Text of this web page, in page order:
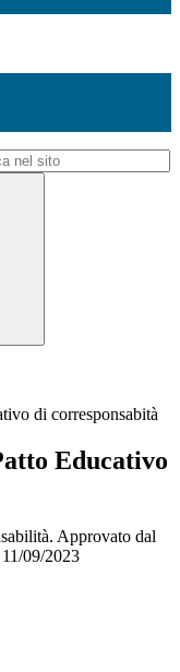
di corresponsabità
Educativo
Approvato dal
09/2023